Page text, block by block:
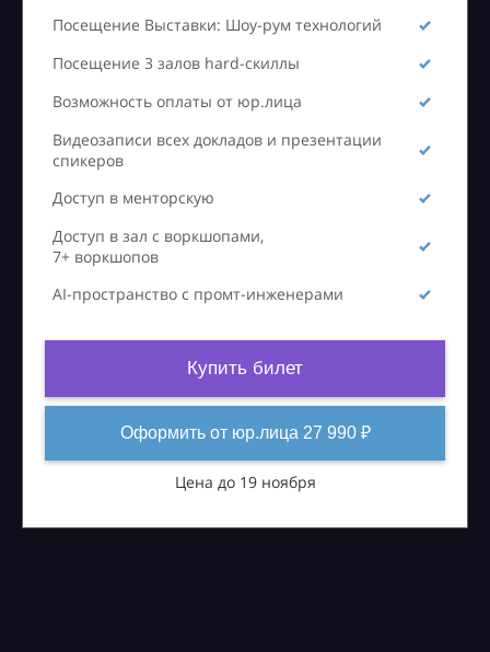
Посещение Выставки: Шоу-рум технологий
Посещение 3 залов hard-скиллы
Возможность оплаты от юр.лица
Видеозаписи всех докладов и презентации
спикеров
Доступ в менторскую
Доступ в зал с воркшопами,
7+ воркшопов
AI-пространство с промт-инженерами
Купить билет
Оформить от юр.лица 27 990 ₽
Цена до 19 ноября